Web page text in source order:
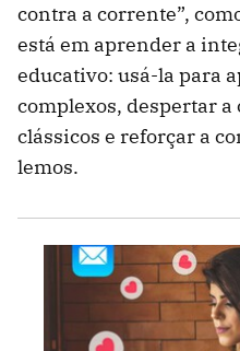
contra a corrente”,
está em aprender a
educativo: usá-la para
complexos, despertar
clássicos e reforçar a
lemos.